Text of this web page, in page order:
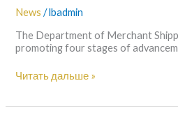
News /lbadmin
The Department of Merchant
promoting four stages of
Читать дальше »